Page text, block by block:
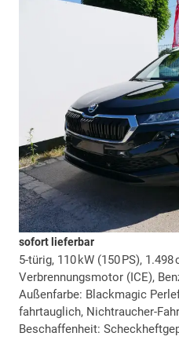
sofort lieferbar
5-türig, 110 kW (150 PS),
Verbrennungsmotor (ICE),
Außenfarbe: Blackmagic
fahrtauglich, Nichtraucher-
Beschaffenheit: